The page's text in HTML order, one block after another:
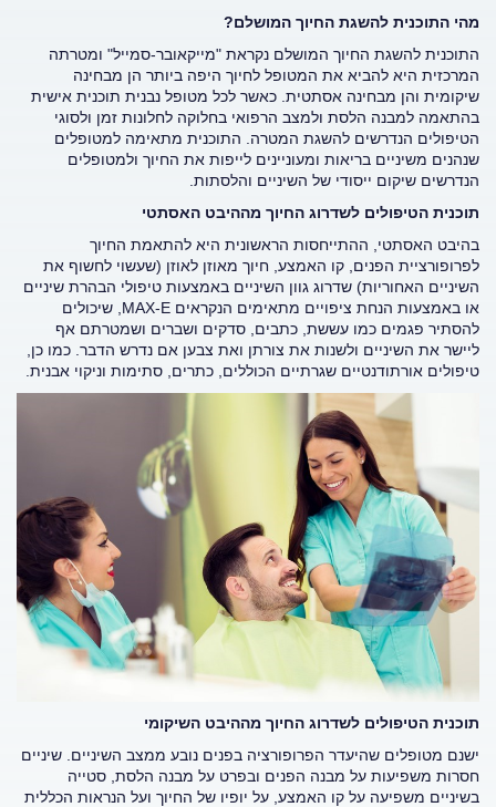
מהי התוכנית להשגת החיוך המושלם?
התוכנית להשגת החיוך המושלם נקראת "מייקאובר-סמייל" ומטרתה
המרכזית היא להביא את המטופל לחיוך היפה ביותר הן מבחינה
שיקומית והן מבחינה אסתטית. כאשר לכל מטופל נבנית תוכנית אישית
בהתאמה למבנה הלסת ולמצב הרפואי בחלוקה לחלונות זמן ולסוגי
הטיפולים הנדרשים להשגת המטרה. התוכנית מתאימה למטופלים
שנהנים משיניים בריאות ומעוניינים לייפות את החיוך ולמטופלים
הנדרשים שיקום ייסודי של השיניים והלסתות.
תוכנית הטיפולים לשדרוג החיוך מההיבט האסתטי
בהיבט האסתטי, ההתייחסות הראשונית היא להתאמת החיוך
לפרופורציית הפנים, קו האמצע, חיוך מאוזן לאוזן (שעשוי לחשוף את
השיניים האחוריות) שדרוג גוון השיניים באמצעות טיפולי הבהרת שיניים
או באמצעות הנחת ציפויים מתאימים הנקראים MAX-E, שיכולים
להסתיר פגמים כמו עששת, כתבים, סדקים ושברים ושמטרתם אף
ליישר את השיניים ולשנות את צורתן ואת צבען אם נדרש הדבר. כמו כן,
טיפולים אורתודנטיים שגרתיים הכוללים, כתרים, סתימות וניקוי אבנית.
תוכנית הטיפולים לשדרוג החיוך מההיבט השיקומי
ישנם מטופלים שהיעדר הפרופורציה בפנים נובע ממצב השיניים. שיניים
חסרות משפיעות על מבנה הפנים ובפרט על מבנה הלסת, סטייה
בשיניים משפיעה על קו האמצע, על יופיו של החיוך ועל הנראות הכללית